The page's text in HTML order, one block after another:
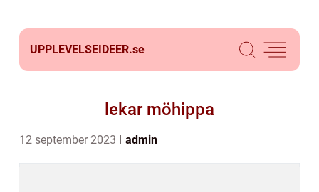
UPPLEVELSEIDEER.se
lekar möhippa
12 september 2023 admin